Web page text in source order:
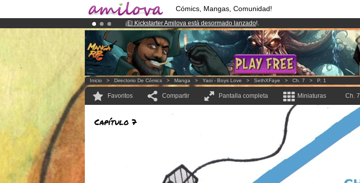
Cómics, Mangas, Comunidad!
¡ El Kickstarter Amilova está desormado lanzado!.
¡Ya tenemos 100000miembrosy 1000Cómics y Mangas!.
¡Conviertete en Premium por3.95 euros al mes!Hazte Premium ya
Inicio > Directorio De Cómics > Manga > Yaoi - Boys Love > SethXFaye > Ch. 7 > P. 1
Favoritos Compartir Pantalla completa Miniaturas Ch. 7
Capítulo 7